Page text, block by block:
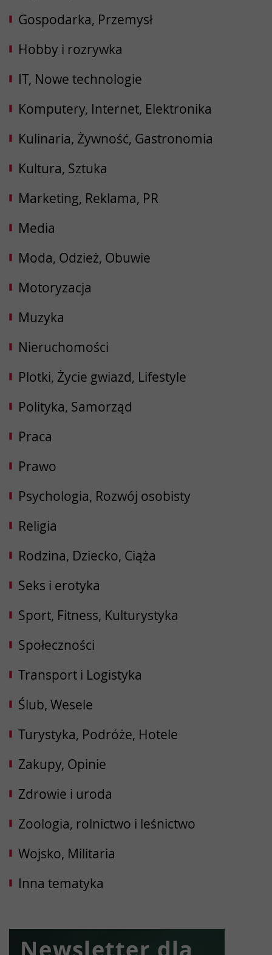
Gospodarka, Przemysł
Hobby i rozrywka
IT, Nowe technologie
Komputery, Internet, Elektronika
Kulinaria, Żywność, Gastronomia
Kultura, Sztuka
Marketing, Reklama, PR
Media
Moda, Odzież, Obuwie
Motoryzacja
Muzyka
Nieruchomości
Plotki, Życie gwiazd, Lifestyle
Polityka, Samorząd
Praca
Prawo
Psychologia, Rozwój osobisty
Religia
Rodzina, Dziecko, Ciąża
Seks i erotyka
Sport, Fitness, Kulturystyka
Społeczności
Transport i Logistyka
Ślub, Wesele
Turystyka, Podróże, Hotele
Zakupy, Opinie
Zdrowie i uroda
Zoologia, rolnictwo i leśnictwo
Wojsko, Militaria
Inna tematyka